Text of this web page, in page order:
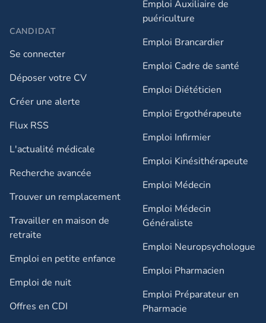
CANDIDAT
Se connecter
Déposer votre CV
Créer une alerte
Flux RSS
L'actualité médicale
Recherche avancée
Trouver un remplacement
Travailler en maison de
retraite​
Emploi en petite enfance​
Emploi de nuit​
Offres en CDI
Emploi Auxiliaire de
puériculture
Emploi Brancardier
Emploi Cadre de santé
Emploi Diététicien
Emploi Ergothérapeute
Emploi Infirmier
Emploi Kinésithérapeute
Emploi Médecin
Emploi Médecin
Généraliste
Emploi Neuropsychologue
Emploi Pharmacien
Emploi Préparateur en
Pharmacie